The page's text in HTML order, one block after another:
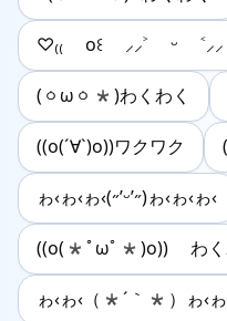
♡₍₍ ο꒰ ⸝⸝˃ ᵕ
(ㆁωㆁ*)わくわく
((o(´∀`)o))ワクワク
ゎ‹ゎ‹ゎ‹(˶’ᵕ’˶)ゎ‹ゎ‹ゎ‹
((o(*ﾟωﾟ*)o)) わく
ゎ‹ゎ‹（*´｀*）ゎ‹ゎ